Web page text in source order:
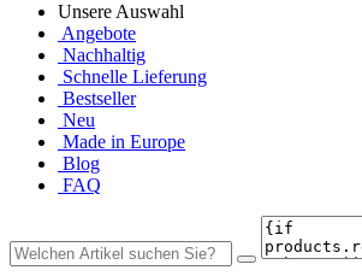
Unsere Auswahl
Angebote
Nachhaltig
Schnelle Lieferung
Bestseller
Neu
Made in Europe
Blog
FAQ